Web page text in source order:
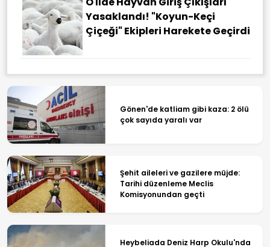
Yasaklandı! "Koyun-Keçi
Çiçeği" Ekipleri Harekete Geçirdi
Gönen'de katliam gibi kaza: 2 ölü
çok sayıda yaralı var
Şehit aileleri ve gazilere müjde:
Tarihi düzenleme Meclis
Komisyonundan geçti
Heybeliada Deniz Harp Okulu'nda